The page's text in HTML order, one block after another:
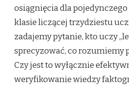
osiągnięcia dla
klasie liczącej trzydziestu
zadajemy pytanie, kto uczy
sprecyzować, co rozumiemy
Czy jest to wyłącznie
weryfikowanie wiedzy